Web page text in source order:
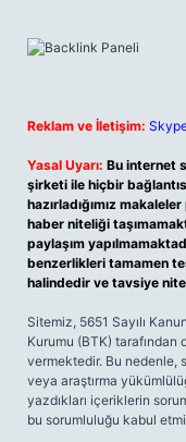
Reklam ve İletişim:
Yasal Uyarı: Bu internet
şirketi ile hiçbir
hazırladığımız
haber niteliği
paylaşım
benzerlikleri tamamen
halindedir ve tavsiye
Sitemiz, 5651 Sayılı
Kurumu (BTK) tarafından
vermektedir. Bu nedenle,
veya araştırma
yazdıkları içeriklerin
bu sorumluluğu kabul